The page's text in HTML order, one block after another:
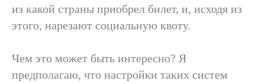
из какой страны приобрел билет, и, исходя из
этого, нарезают социальную квоту.
Чем это может быть интересно? Я
предполагаю, что настройки таких систем